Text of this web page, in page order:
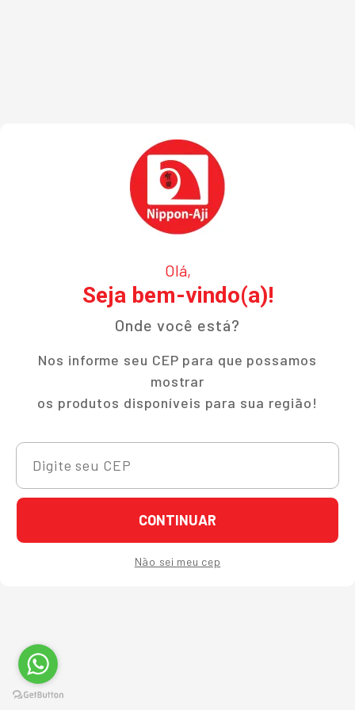
Olá,
Seja bem-vindo(a)!
Onde você está?
Nos informe seu CEP para que possamos
mostrar
os produtos disponíveis para sua região!
CONTINUAR
Não sei meu cep